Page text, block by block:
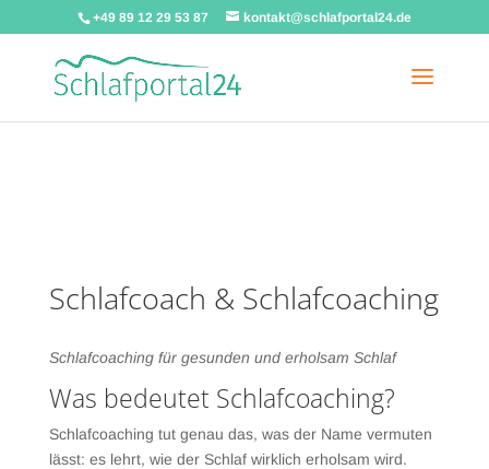
Warning: A non-numeric value encountered in
/homepages/u58158/schlafportal24_de/wp-
content/themes/Divi/functions.php
+49 89 12 29 53 87 kontakt@schlafportal24.de
Schlafcoach & Schlafcoaching
Schlafcoaching für gesunden und erholsam Schlaf
Was bedeutet Schlafcoaching?
Schlafcoaching tut genau das, was der Name vermuten
lässt: es lehrt, wie der Schlaf wirklich erholsam wird.